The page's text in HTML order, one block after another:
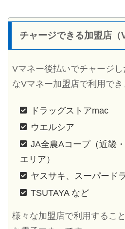
チャージできる加盟店（
Vマネー後払いでチャージ
なVマネー加盟店で利用でき
ドラッグストアmac
ウエルシア
JA全農Aコープ（近畿
エリア）
ヤスサキ、スーパード
TSUTAYA など
様々な加盟店で利用するこ